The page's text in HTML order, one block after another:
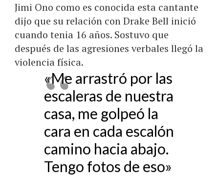
Jimi Ono como es conocida esta cantante
dijo que su relación con Drake Bell inició
cuando tenia 16 años. Sostuvo que
después de las agresiones verbales llegó la
violencia física.
«Me arrastró por las
escaleras de nuestra
casa, me golpeó la
cara en cada escalón
camino hacia abajo.
Tengo fotos de eso»